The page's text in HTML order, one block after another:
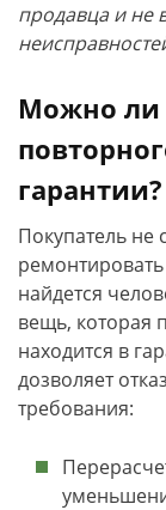
продавца и не
Можно ли
гарантии?
Покупатель не
найдется
вещь, которая
находится в
дозволяет
требования: